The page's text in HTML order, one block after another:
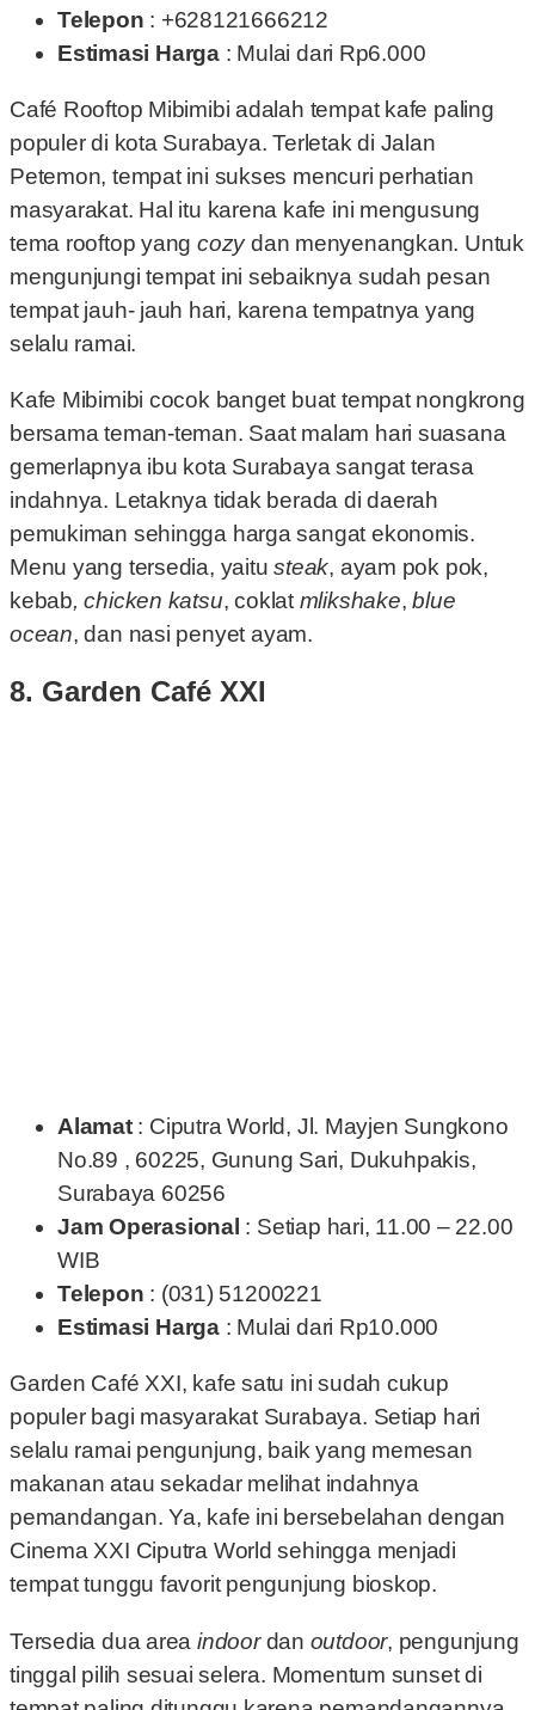
Telepon : +628121666212
Estimasi Harga : Mulai dari Rp6.000
Café Rooftop Mibimibi adalah tempat kafe paling
populer di kota Surabaya. Terletak di Jalan
Petemon, tempat ini sukses mencuri perhatian
masyarakat. Hal itu karena kafe ini mengusung
tema rooftop yangcozydan menyenangkan. Untuk
mengunjungi tempat ini sebaiknya sudah pesan
tempat jauh- jauh hari, karena tempatnya yang
selalu ramai.
Kafe Mibimibi cocok banget buat tempat nongkrong
bersama teman-teman. Saat malam hari suasana
gemerlapnya ibu kota Surabaya sangat terasa
indahnya. Letaknya tidak berada di daerah
pemukiman sehingga harga sangat ekonomis.
Menu yang tersedia, yaitusteak, ayam pok pok,
kebab, chicken katsu, coklat mlikshake,blue
ocean, dan nasi penyet ayam.
8. Garden Café XXI
Alamat : Ciputra World, Jl. Mayjen Sungkono
No.89 , 60225, Gunung Sari, Dukuhpakis,
Surabaya 60256
Jam Operasional : Setiap hari, 11.00 – 22.00
WIB
Telepon : (031) 51200221
Estimasi Harga : Mulai dari Rp10.000
Garden Café XXI, kafe satu ini sudah cukup
populer bagi masyarakat Surabaya. Setiap hari
selalu ramai pengunjung, baik yang memesan
makanan atau sekadar melihat indahnya
pemandangan. Ya, kafe ini bersebelahan dengan
Cinema XXI Ciputra World sehingga menjadi
tempat tunggu favorit pengunjung bioskop.
Tersedia dua areaindoordan outdoor, pengunjung
tinggal pilih sesuai selera. Momentum sunset di